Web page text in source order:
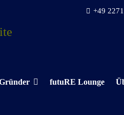
+49
futuRE Lounge